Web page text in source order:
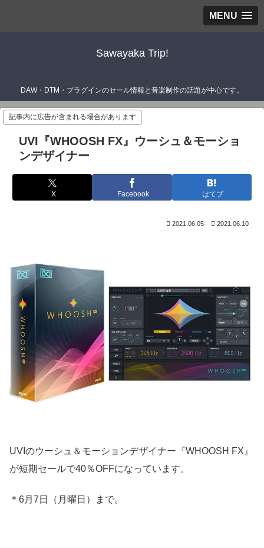
MENU
Sawayaka Trip!
DAW・DTM・プラグインのセール情報と音楽制作の話題が中心です。
記事内に広告が含まれる場合があります
UVI『WHOOSH FX』ウーシュ＆モーショ
ンデザイナー
X Facebook はてブ
2021.06.05 2021.06.10
UVIのウーシュ＆モーションデザイナー『WHOOSH FX』
が短期セールで40％OFFになっています。
＊6月7日（月曜日）まで。